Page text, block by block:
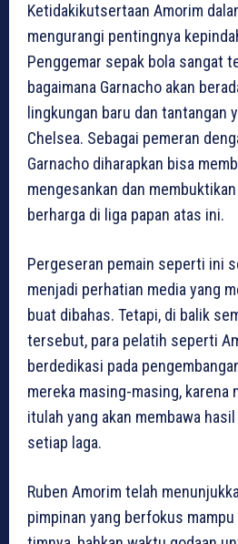
Ketidakikutsertaan Amorim
mengurangi pentingnya
Penggemar sepak bola sangat
bagaimana Garnacho akan
lingkungan baru dan tantangan
Chelsea. Sebagai pemeran
Garnacho diharapkan bisa
mengesankan dan
berharga di liga papan atas ini.
Pergeseran pemain seperti ini
menjadi perhatian media yang
buat dibahas. Tetapi, di balik
tersebut, para pelatih seperti
berdedikasi pada
mereka masing-masing, karena
itulah yang akan membawa
setiap laga.
Ruben Amorim telah
pimpinan yang berfokus